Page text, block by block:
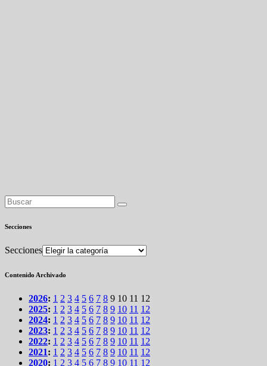
Secciones
Secciones
Contenido Archivado
2026: 1 2 3 4 5 6 7 8 9 10 11 12
2025: 1 2 3 4 5 6 7 8 9 10 11 12
2024: 1 2 3 4 5 6 7 8 9 10 11 12
2023: 1 2 3 4 5 6 7 8 9 10 11 12
2022: 1 2 3 4 5 6 7 8 9 10 11 12
2021: 1 2 3 4 5 6 7 8 9 10 11 12
2020: 1 2 3 4 5 6 7 8 9 10 11 12